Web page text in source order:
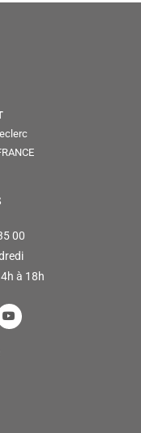
00
à 18h